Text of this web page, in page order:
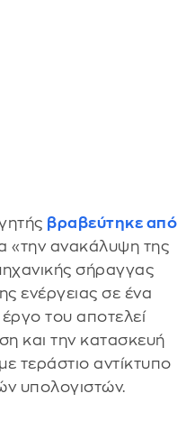
βραβεύτηκε από
«την ανακάλυψη της
σήραγγας
ενέργειας σε ένα
του αποτελεί
και την κατασκευή
τεράστιο αντίκτυπο
υπολογιστών.